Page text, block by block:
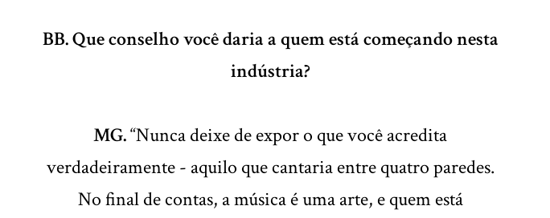
BB. Que conselho você daria a quem está começando nesta
indústria?
MG.“Nunca deixe de expor o que você acredita
verdadeiramente - aquilo que cantaria entre quatro paredes.
No final de contas, a música é uma arte, e quem está